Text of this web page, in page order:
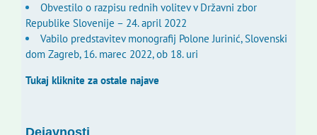
Obvestilo o razpisu rednih volitev v Državni zbor
Republike Slovenije – 24. april 2022
Vabilo predstavitev monografij Polone Jurinić, Slovenski
dom Zagreb, 16. marec 2022, ob 18. uri
Tukaj kliknite za ostale najave